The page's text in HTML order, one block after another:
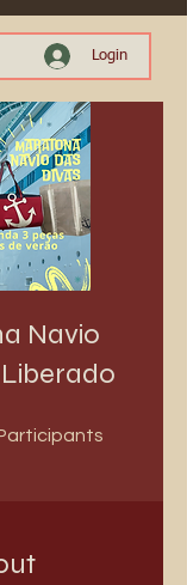
Login
Navio